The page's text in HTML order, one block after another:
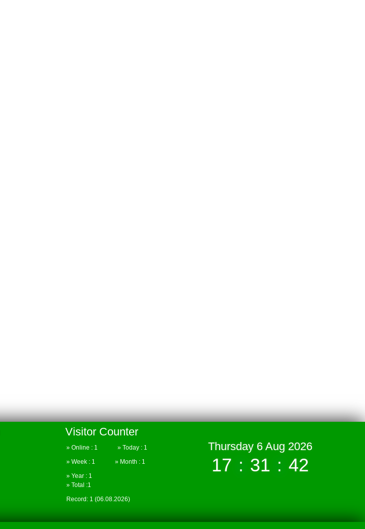
Visitor Counter
» Online : 1 » Today : 1
» Week : 1 » Month : 1
» Year : 1
» Total :1
Record: 1 (06.08.2026)
Thursday 6 Aug 2026
17 : 31 : 42